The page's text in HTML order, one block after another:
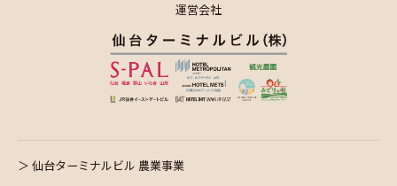
運営会社
仙台ターミナルビル 農業事業